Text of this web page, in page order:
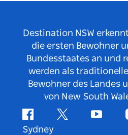
Destination NSW
die ersten Bewohner
Bundesstaates an und
werden als
Bewohner des Landes
von New South
FacebookTwitter
Sydney